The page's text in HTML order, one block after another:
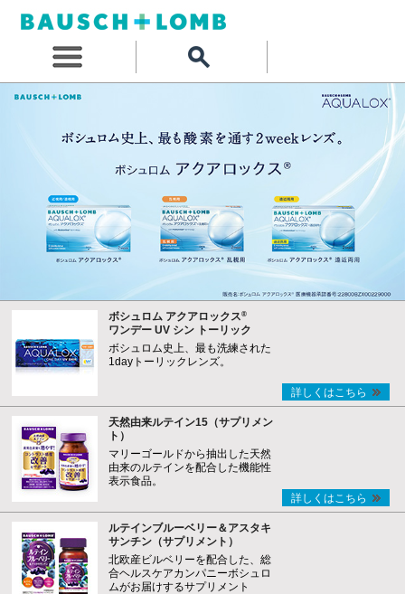
ボシュロム アクアロックス®
ワンデー UV シン トーリック
ボシュロム史上、最も洗練された
1dayトーリックレンズ。
詳しくはこちら
天然由来ルテイン15（サプリメン
ト）
マリーゴールドから抽出した天然
由来のルテインを配合した機能性
表示食品。
詳しくはこちら
ルテインブルーベリー＆アスタキ
サンチン（サプリメント）
北欧産ビルベリーを配合した、総
合ヘルスケアカンパニーボシュロ
ムがお届けするサプリメント